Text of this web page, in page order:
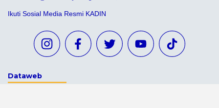
Ikuti Sosial Media Resmi KADIN
Dataweb